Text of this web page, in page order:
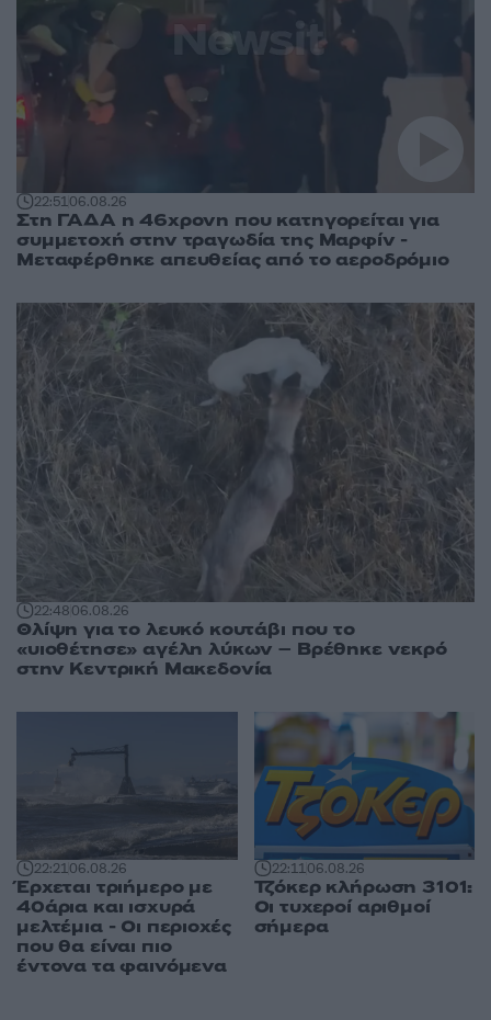
22:5106.08.26
Στη ΓΑΔΑ η 46χρονη που κατηγορείται για
συμμετοχή στην τραγωδία της Μαρφίν -
Μεταφέρθηκε απευθείας από το αεροδρόμιο
22:4806.08.26
Θλίψη για το λευκό κουτάβι που το
«υιοθέτησε» αγέλη λύκων – Βρέθηκε νεκρό
στην Κεντρική Μακεδονία
22:2106.08.26
Έρχεται τριήμερο με
40άρια και ισχυρά
μελτέμια - Οι περιοχές
που θα είναι πιο
έντονα τα φαινόμενα
22:1106.08.26
Τζόκερ κλήρωση 3101:
Οι τυχεροί αριθμοί
σήμερα